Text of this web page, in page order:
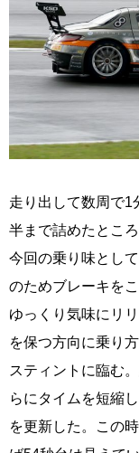
走り出して数周で1
半まで詰めたとこ
今回の乗り味とし
のためブレーキを
ゆっくり気味にリ
を保つ方向に乗り
スティントに臨む
らにタイムを短縮
を更新した。この